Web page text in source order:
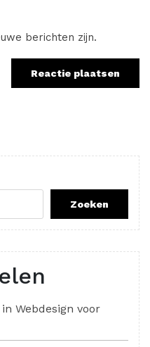
berichten zijn.
Zoeken
Webdesign voor